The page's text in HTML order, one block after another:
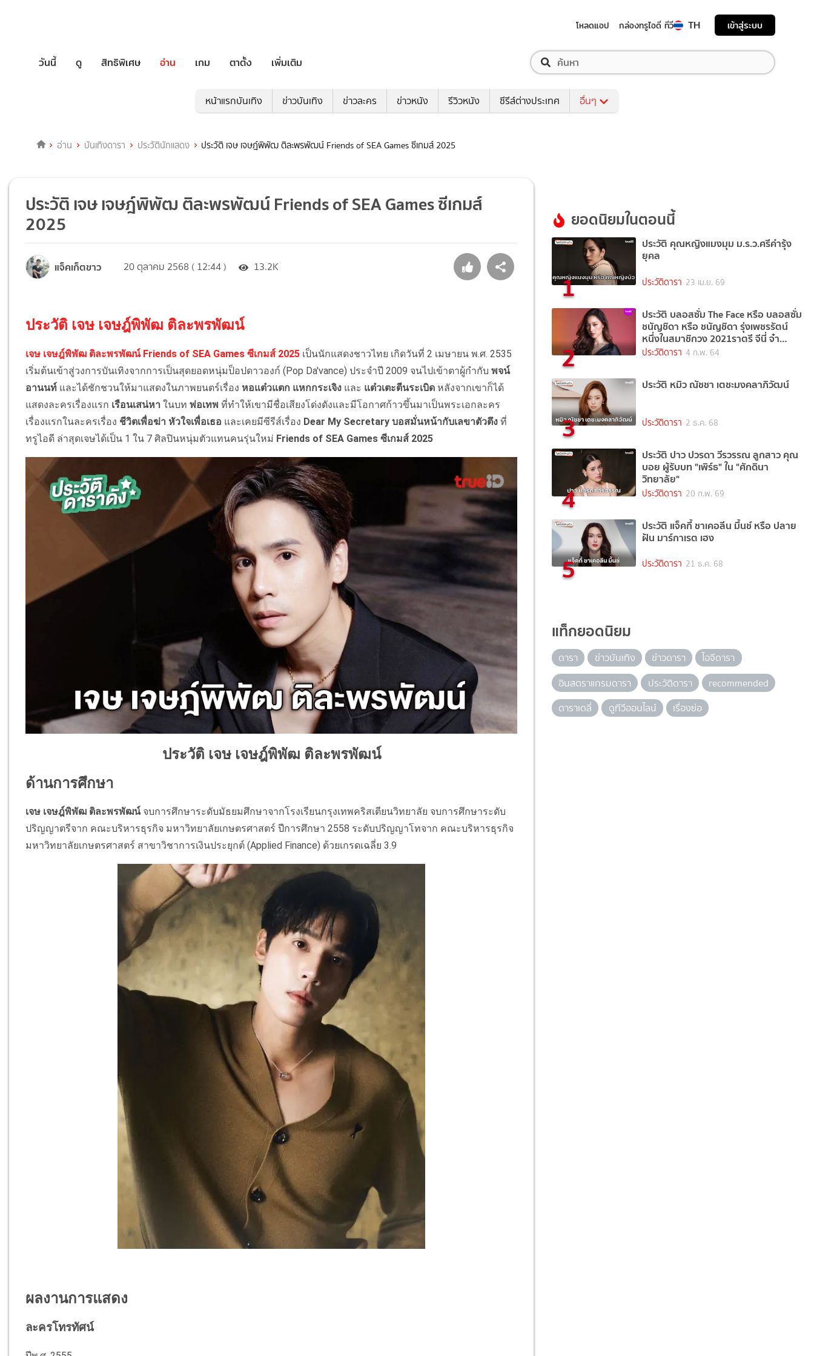
โหลดแอป กล่องทรูไอดี ทีวี TH เข้าสู่ระบบ
วันนี้ ดู สิทธิพิเศษ อ่าน เกม ตาตั้ง เพิ่มเติม
หน้าแรกบันเทิง ข่าวบันเทิง ข่าวละคร ข่าวหนัง รีวิวหนัง ซีรีส์ต่างประเทศ อื่นๆ
อ่าน บันเทิงดารา ประวัตินักแสดง ประวัติ เจษ เจษฎ์พิพัฒ ติละพรพัฒน์ Friends of SEA Games ซีเกมส์ 2025
ประวัติ เจษ เจษฎ์พิพัฒ ติละพรพัฒน์ Friends of SEA Games ซีเกมส์
2025
แจ็คเก็ตขาว 20 ตุลาคม 2568 ( 12:44 ) 13.2K
ประวัติ เจษ เจษฎ์พิพัฒ ติละพรพัฒน์
เจษ เจษฎ์พิพัฒ ติละพรพัฒน์ Friends of SEA Games ซีเกมส์ 2025 เป็นนักแสดงชาวไทย เกิดวันที่ 2 เมษายน พ.ศ. 2535
เริ่มต้นเข้าสู่วงการบันเทิงจากการเป็นสุดยอดหนุ่มป็อปดาวองก์ (Pop Da'vance) ประจำปี 2009 จนไปเข้าตาผู้กำกับ พจน์
อานนท์ และได้ชักชวนให้มาแสดงในภาพยนตร์เรื่อง หอแต๋วแตก แหกกระเจิง และ แต๋วเตะตีนระเบิด หลังจากเขาก็ได้
แสดงละครเรื่องแรก เรือนเสน่หา ในบทพ่อเทพ ที่ทำให้เขามีชื่อเสียงโด่งดังและมีโอกาศก้าวขึ้นมาเป็นพระเอกละคร
เรื่องแรกในละครเรื่อง ชีวิตเพื่อฆ่า หัวใจเพื่อเธอ และเคยมีซีรีส์เรื่อง Dear My Secretary บอสมั่นหน้ากับเลขาตัวตึงที่
ทรูไอดี ล่าสุดเจษได้เป็น 1 ใน 7 ศิลปินหนุ่มตัวแทนคนรุ่นใหม่ Friends of SEA Games ซีเกมส์ 2025
ประวัติ เจษ เจษฎ์พิพัฒ ติละพรพัฒน์
ด้านการศึกษา
เจษ เจษฎ์พิพัฒ ติละพรพัฒน์จบการศึกษาระดับมัธยมศึกษาจากโรงเรียนกรุงเทพคริสเตียนวิทยาลัย จบการศึกษาระดับ
ปริญญาตรีจาก คณะบริหารธุรกิจ มหาวิทยาลัยเกษตรศาสตร์ ปีการศึกษา 2558 ระดับปริญญาโทจาก คณะบริหารธุรกิจ
มหาวิทยาลัยเกษตรศาสตร์ สาขาวิชาการเงินประยุกต์ (Applied Finance) ด้วยเกรดเฉลี่ย 3.9
ผลงานการแสดง
ละครโทรทัศน์
ยอดนิยมในตอนนี้
1
ประวัติ คุณหญิงแมงมุม ม.ร.ว.ศรีคำรุ้ง
ยุคล
ประวัติดารา 23 เม.ย. 69
2
ประวัติ บลอสซั่ม The Face หรือ บลอสซั่ม
ชนัญชิดา หรือ ชนัญชิดา รุ่งเพชรรัตน์
หนึ่งในสมาชิกวง 2021ราตรี จีนี่ จ๋า
(2021)
ประวัติดารา 4 ก.พ. 64
3
ประวัติ หมิว ณัชชา เตชะมงคลาภิวัฒน์
ประวัติดารา 2 ธ.ค. 68
4
ประวัติ ปาว ปวรดา วีรวรรณ ลูกสาว คุณ
บอย ผู้รับบท "เพิร์ธ" ใน "ศักดินา
วิทยาลัย"
ประวัติดารา 20 ก.พ. 69
5
ประวัติ แจ็คกี้ ชาเคอลีน มึ้นช์ หรือ ปลาย
ฝัน มาร์กาเรต เฮง
ประวัติดารา 21 ธ.ค. 68
แท็กยอดนิยม
ดารา ข่าวบันเทิง ข่าวดารา
ไอจีดารา
อินสตราแกรมดารา
ประวัติดารา
recommended
ดาราเดลี่
ดูทีวีออนไลน์ เรื่องย่อ